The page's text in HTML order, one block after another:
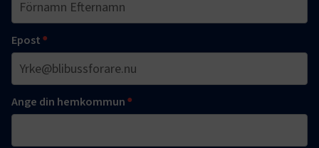
Epost
Ange din hemkommun